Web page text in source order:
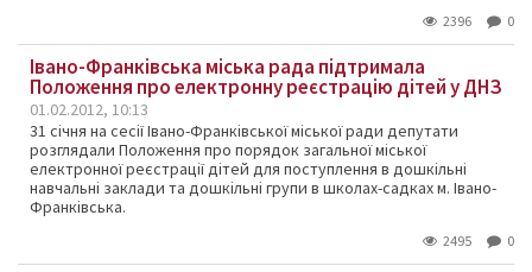
2396 0
Івано-Франківська міська рада підтримала
Положення про електронну реєстрацію дітей у ДНЗ
01.02.2012, 10:13
31 січня на сесії Івано-Франківської міської ради депутати
розглядали Положення про порядок загальної міської
електронної реєстрації дітей для поступлення в дошкільні
навчальні заклади та дошкільні групи в школах-садках м. Івано-
Франківська.
2495 0